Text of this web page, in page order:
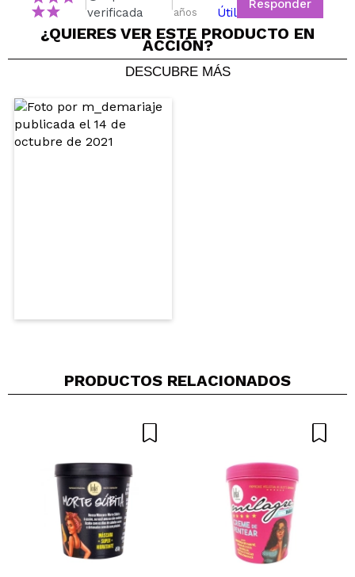
verificada
años
Útil
Responder
deja el pelo muy suave y sobre todo ayuda a
desenredar bien.
¿Recomendarías su compra?
¿QUIERES VER ESTE PRODUCTO EN
ACCIÓN?
DESCUBRE MÁS
PRODUCTOS RELACIONADOS